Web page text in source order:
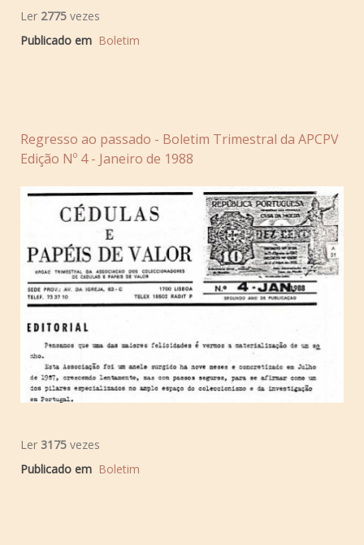
Ler 2775 vezes
Publicado em Boletim
Regresso ao passado - Boletim Trimestral da APCPV
Edição Nº 4 - Janeiro de 1988
Ler 3175 vezes
Publicado em Boletim